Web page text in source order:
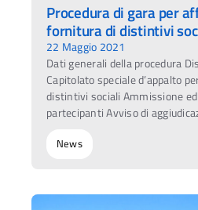
Procedura di gara per
fornitura di distintivi
22 Maggio 2021
Dati generali della procedura
Capitolato speciale d’appalto
distintivi sociali Ammissione
partecipanti Avviso di
News